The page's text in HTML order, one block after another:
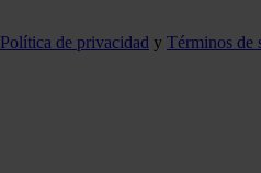
Política de privacidad y Términos de